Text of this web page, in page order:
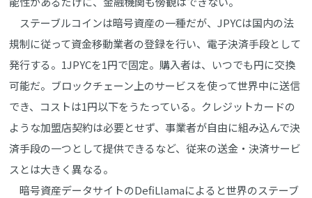
ステーブルコインは暗号資産の一種だが、JPYCは国内の法
規制に従って資金移動業者の登録を行い、電子決済手段として
発行する。1JPYCを1円で固定。購入者は、いつでも円に交換
可能だ。ブロックチェーン上のサービスを使って世界中に送信
でき、コストは1円以下をうたっている。クレジットカードの
ような加盟店契約は必要とせず、事業者が自由に組み込んで決
済手段の一つとして提供できるなど、従来の送金・決済サービ
スとは大きく異なる。
暗号資産データサイトのDefiLlamaによると世界のステーブ